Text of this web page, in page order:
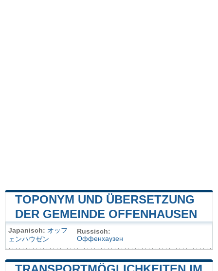
TOPONYM UND ÜBERSETZUNG
DER GEMEINDE OFFENHAUSEN
Japanisch: オッフ
ェンハウゼン
Russisch:
Оффенхаузен